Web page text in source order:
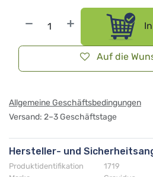
Auf die
Allgemeine Geschäftsbedingungen
Versand: 2–3 Geschäftstage
Hersteller- und
Produktidentifikation
1719